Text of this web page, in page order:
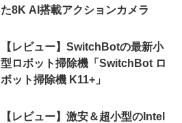
た8K AI搭載アクションカメラ
【レビュー】SwitchBotの最新小
型ロボット掃除機「SwitchBot ロ
ボット掃除機 K11+」
【レビュー】激安＆超小型のIntel